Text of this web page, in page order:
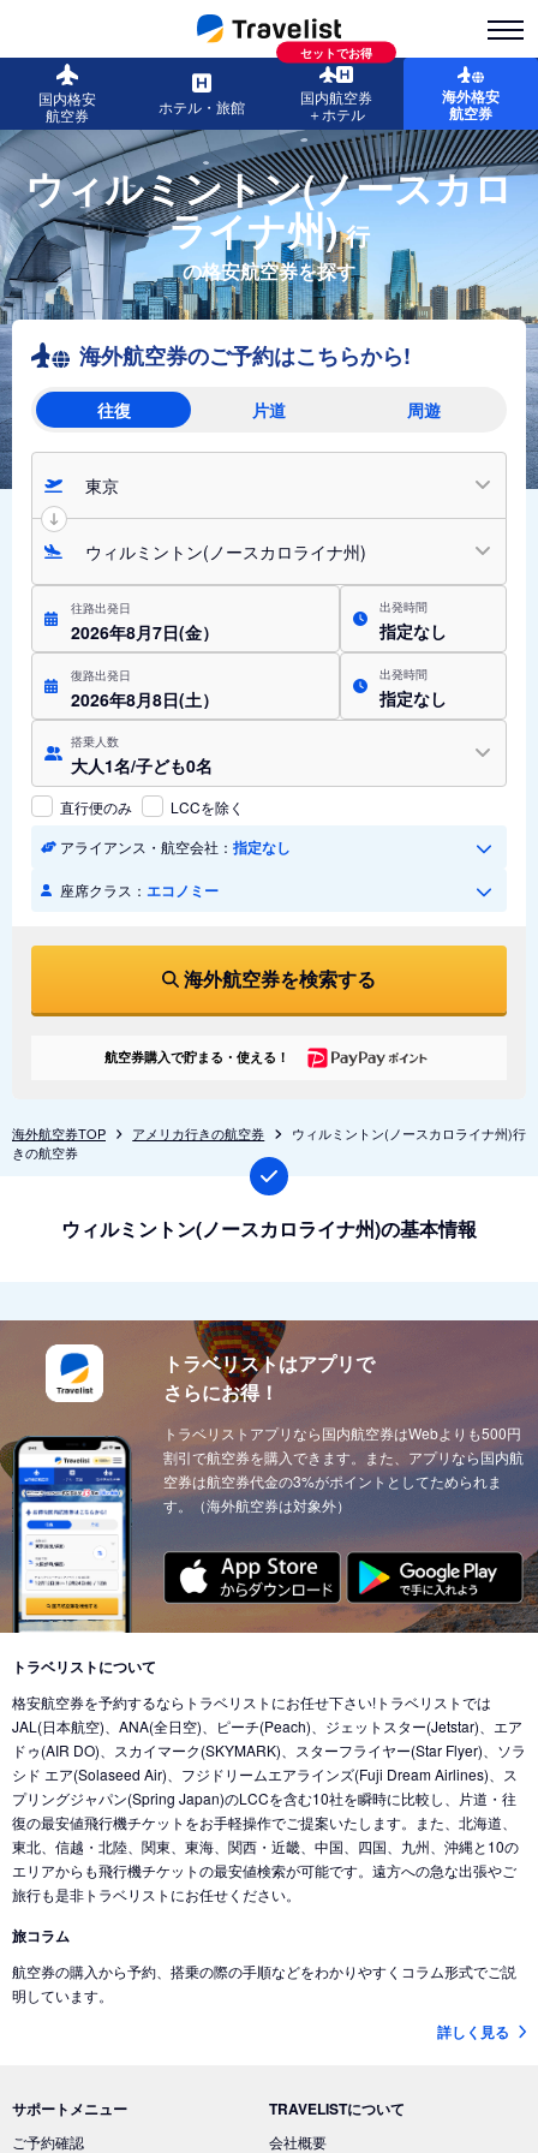
国内格安
航空券
ホテル・旅館
セットでお得
国内航空券
＋ホテル
海外格安
航空券
ウィルミントン(ノースカロ
ライナ州)行
の格安航空券を探す
海外航空券のご予約はこちらから!
往復 片道 周遊
東京
ウィルミントン(ノースカロライナ州)
往路出発日
2026年8月7日(金）
出発時間
指定なし
復路出発日
2026年8月8日(土）
出発時間
指定なし
搭乗人数
大人1名/子ども0名
直行便のみ
LCCを除く
アライアンス・航空会社： 指定なし
座席クラス： エコノミー
海外航空券を検索する
航空券購入で貯まる・使える！
海外航空券TOP アメリカ行きの航空券
ウィルミントン(ノースカロライナ州)行
きの航空券
ウィルミントン(ノースカロライナ州)の基本情報
トラベリストはアプリで
さらにお得！
トラベリストアプリなら国内航空券はWebよりも500円
割引で航空券を購入できます。また、アプリなら国内航
空券は航空券代金の3%がポイントとしてためられま
す。（海外航空券は対象外）
トラベリストについて
格安航空券を予約するならトラベリストにお任せ下さい!トラベリストでは
JAL(日本航空)、ANA(全日空)、ピーチ(Peach)、ジェットスター(Jetstar)、エア
ドゥ(AIR DO)、スカイマーク(SKYMARK)、スターフライヤー(Star Flyer)、ソラ
シド エア(Solaseed Air)、フジドリームエアラインズ(Fuji Dream Airlines)、ス
プリングジャパン(Spring Japan)のLCCを含む10社を瞬時に比較し、片道・往
復の最安値飛行機チケットをお手軽操作でご提案いたします。また、北海道、
東北、信越・北陸、関東、東海、関西・近畿、中国、四国、九州、沖縄と10の
エリアからも飛行機チケットの最安値検索が可能です。遠方への急な出張やご
旅行も是非トラベリストにお任せください。
旅コラム
航空券の購入から予約、搭乗の際の手順などをわかりやすくコラム形式でご説
明しています。
詳しく見る
サポートメニュー
ご予約確認
TRAVELISTについて
会社概要